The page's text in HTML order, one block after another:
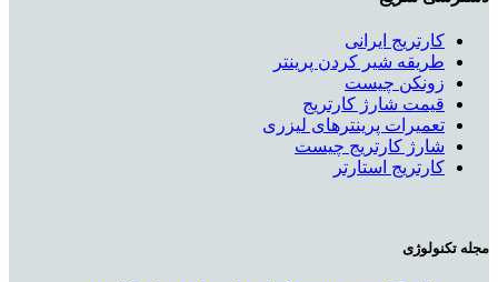
کارتریج ایرانی
طریقه شیر کردن پرینتر
زونکن چیست
قیمت شارژ کارتریج
تعمیرات پرینترهای لیزری
شارژ کارتریج چیست
کارتریج استارتر
مجله تکنولوژی